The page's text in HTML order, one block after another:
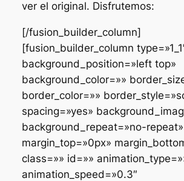
ver el original. Disfrutemos:
[/fusion_builder_column]
[fusion_builder_column
background_position=»left top»
background_color=»»
border_color=»»
spacing=»yes»
background_repeat=»no-
margin_top=»0px»
class=»» id=»»
animation_speed=»0.3″